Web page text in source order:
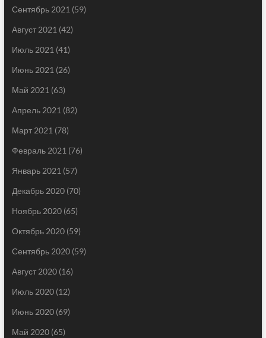
Сентябрь 2021 (59)
Август 2021 (42)
Июль 2021 (41)
Июнь 2021 (26)
Май 2021 (63)
Апрель 2021 (82)
Март 2021 (78)
Февраль 2021 (76)
Январь 2021 (57)
Декабрь 2020(70)
Ноябрь 2020(65)
Октябрь 2020(59)
Сентябрь 2020(59)
Август 2020(16)
Июль 2020(12)
Июнь 2020(69)
Май 2020(65)